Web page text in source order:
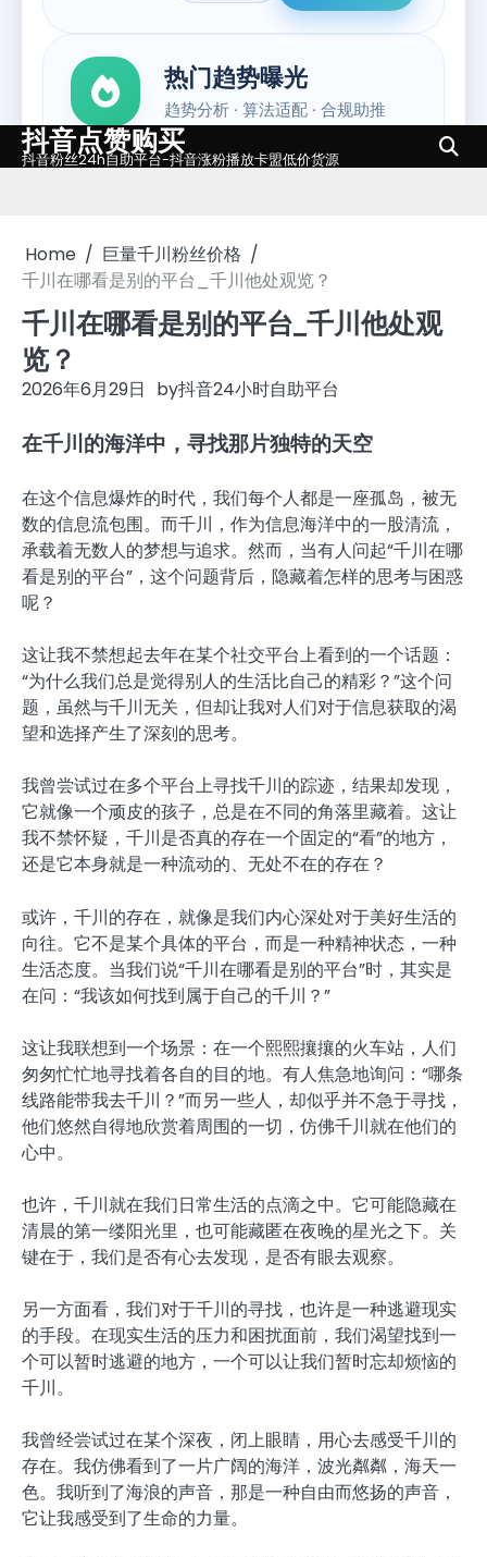
Skip
to
抖音点赞购买
抖音粉丝24h自助平台-抖音涨粉播放卡盟低价货源
Home
巨量千川粉丝价格
千川在哪看是别的平台_千川他处观览？
千川在哪看是别的平台_千川他处观
览？
2026年6月29日 by抖音24小时自助平台
在千川的海洋中，寻找那片独特的天空
在这个信息爆炸的时代，我们每个人都是一座孤岛，被无
数的信息流包围。而千川，作为信息海洋中的一股清流，
承载着无数人的梦想与追求。然而，当有人问起“千川在哪
看是别的平台”，这个问题背后，隐藏着怎样的思考与困惑
呢？
这让我不禁想起去年在某个社交平台上看到的一个话题：
“为什么我们总是觉得别人的生活比自己的精彩？”这个问
题，虽然与千川无关，但却让我对人们对于信息获取的渴
望和选择产生了深刻的思考。
我曾尝试过在多个平台上寻找千川的踪迹，结果却发现，
它就像一个顽皮的孩子，总是在不同的角落里藏着。这让
我不禁怀疑，千川是否真的存在一个固定的“看”的地方，
还是它本身就是一种流动的、无处不在的存在？
或许，千川的存在，就像是我们内心深处对于美好生活的
向往。它不是某个具体的平台，而是一种精神状态，一种
生活态度。当我们说“千川在哪看是别的平台”时，其实是
在问：“我该如何找到属于自己的千川？”
这让我联想到一个场景：在一个熙熙攘攘的火车站，人们
匆匆忙忙地寻找着各自的目的地。有人焦急地询问：“哪条
线路能带我去千川？”而另一些人，却似乎并不急于寻找，
他们悠然自得地欣赏着周围的一切，仿佛千川就在他们的
心中。
也许，千川就在我们日常生活的点滴之中。它可能隐藏在
清晨的第一缕阳光里，也可能藏匿在夜晚的星光之下。关
键在于，我们是否有心去发现，是否有眼去观察。
另一方面看，我们对于千川的寻找，也许是一种逃避现实
的手段。在现实生活的压力和困扰面前，我们渴望找到一
个可以暂时逃避的地方，一个可以让我们暂时忘却烦恼的
千川。
我曾经尝试过在某个深夜，闭上眼睛，用心去感受千川的
存在。我仿佛看到了一片广阔的海洋，波光粼粼，海天一
色。我听到了海浪的声音，那是一种自由而悠扬的声音，
它让我感受到了生命的力量。